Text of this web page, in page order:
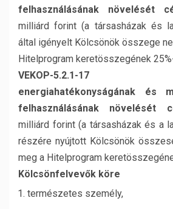
felhasználásának növelését
milliárd forint (a társasházak és
által igényelt Kölcsönök összege
Hitelprogram keretösszegének
VEKOP-5.2.1-17
energiahatékonyságának és
felhasználásának növelését
milliárd forint (a társasházak és a
részére nyújtott Kölcsönök
meg a Hitelprogram
Kölcsönfelvevők köre
természetes személy,